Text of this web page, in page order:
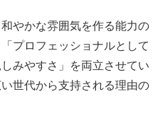
やかな雰囲気を作る能力の
プロフェッショナルとして
みやすさ」を両立させてい
世代から支持される理由の